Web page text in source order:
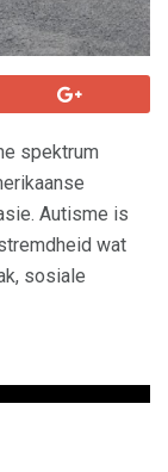
spektrum
Autisme is
wat
sosiale